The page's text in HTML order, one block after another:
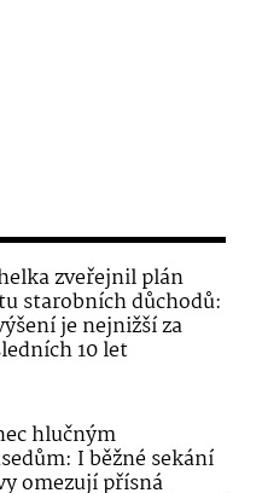
zveřejnil plán
starobních důchodů:
je nejnižší za
10 let
hlučným
I běžné sekání
omezují přísná